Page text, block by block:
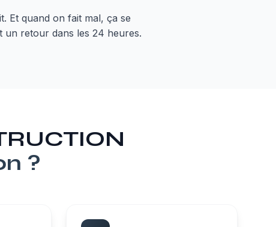
Et quand on fait mal, ça se
retour dans les 24 heures.
?